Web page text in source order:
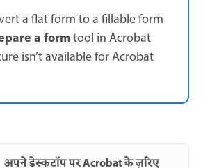
a flat form to a fillable form
a formtool in Acrobat
isn’t available for Acrobat
अपने डेस्कटॉप पर Acrobat के ज़रिए